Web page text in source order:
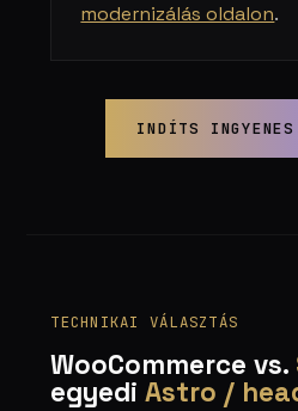
modernizálás oldalon.
INDÍTS
TECHNIKAI VÁLASZTÁS
WooCommerce vs.
egyediAstro /